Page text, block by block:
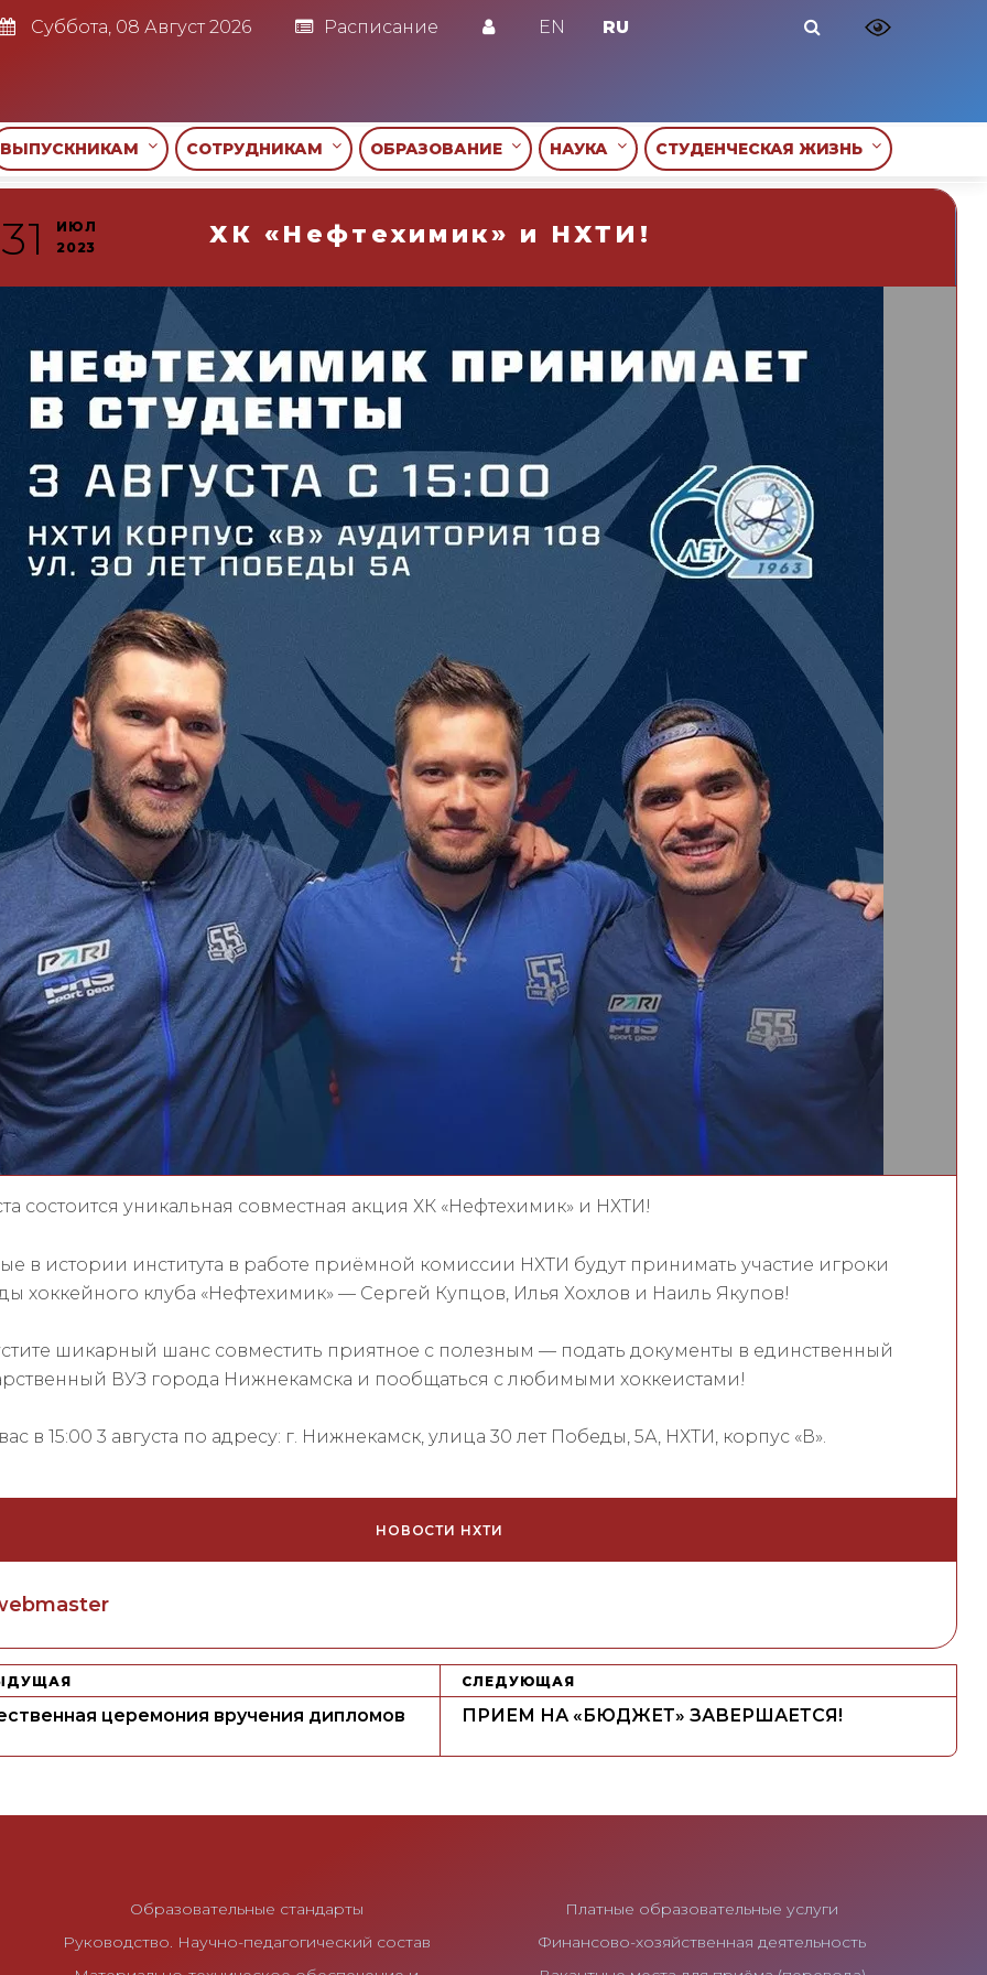
Суббота, 08 Август 2026 Расписание EN RU
ВЫПУСКНИКАМ СОТРУДНИКАМ ОБРАЗОВАНИЕ НАУКА СТУДЕНЧЕСКАЯ ЖИЗНЬ
ХК «Нефтехимик» и НХТИ!
31
ИЮЛ
2023
состоится уникальная совместная акция ХК «Нефтехимик» и НХТИ!
в истории института в работе приёмной комиссии НХТИ будут принимать участие игроки
хоккейного клуба «Нефтехимик» — Сергей Купцов, Илья Хохлов и Наиль Якупов!
шикарный шанс совместить приятное с полезным — подать документы в единственный
ВУЗ города Нижнекамска и пообщаться с любимыми хоккеистами!
в 15:00 3 августа по адресу: г. Нижнекамск, улица 30 лет Победы, 5А, НХТИ, корпус «В».
НОВОСТИ НХТИ
церемония вручения дипломов
СЛЕДУЮЩАЯ
ПРИЕМ НА «БЮДЖЕТ» ЗАВЕРШАЕТСЯ!
Образовательные стандарты
Руководство. Научно-педагогический состав
Платные образовательные услуги
Финансово-хозяйственная деятельность